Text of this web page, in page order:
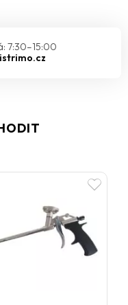
7:30–15:00